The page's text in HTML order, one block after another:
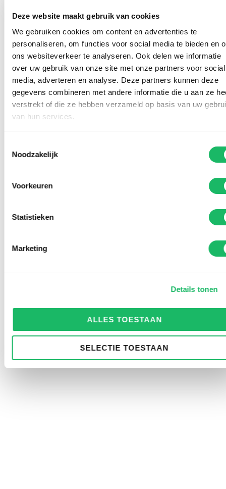
Deze website maakt gebruik van cookies
We gebruiken cookies om content en advertenties te
personaliseren, om functies voor social media te bieden en
ons websiteverkeer te analyseren. Ook delen we informatie
over uw gebruik van onze site met onze partners voor social
media, adverteren en analyse. Deze partners kunnen deze
gegevens combineren met andere informatie die u aan ze
verstrekt of die ze hebben verzameld op basis van uw
van hun services.
Noodzakelijk
Voorkeuren
Statistieken
Marketing
Details tonen
ALLES TOESTAAN
SELECTIE TOESTAAN